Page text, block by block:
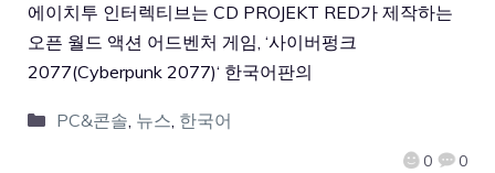
0 0
에이치투 인터렉티브는 CD PROJEKT RED가 제작하는
오픈 월드 액션 어드벤처 게임, ‘사이버펑크
2077(Cyberpunk 2077)‘ 한국어판의
PC&콘솔, 뉴스, 한국어